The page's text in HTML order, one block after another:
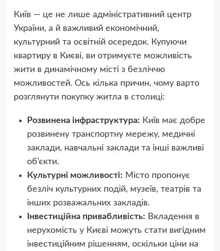
Київ — це не лише адміністративний центр
України, а й важливий економічний,
культурний та освітній осередок. Купуючи
квартиру в Києві, ви отримуєте можливість
жити в динамічному місті з безліччю
можливостей. Ось кілька причин, чому варто
розглянути покупку житла в столиці:
Розвинена інфраструктура: Київ має добре
розвинену транспортну мережу, медичні
заклади, навчальні заклади та інші важливі
об’єкти.
Культурні можливості: Місто пропонує
безліч культурних подій, музеїв, театрів та
інших розважальних закладів.
Інвестиційна привабливість: Вкладення в
нерухомість у Києві можуть стати вигідним
інвестиційним рішенням, оскільки ціни на